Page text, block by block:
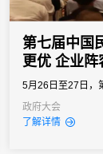
第七届中国
更优 企业阵
5月26日至27日，
全国各地的1700
“团结奋进新征程
政府大会
了解详情